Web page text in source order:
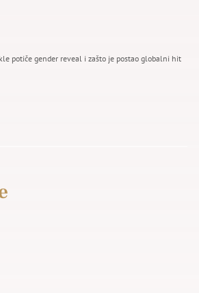
potiče gender reveal i zašto je postao globalni hit